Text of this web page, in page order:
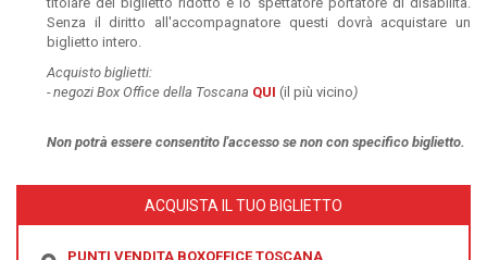
Senza il diritto all'accompagnatore questi dovrà acquistare un
biglietto intero.
Acquisto biglietti:
-negozi Box Office della Toscana QUI (il più vicino)
Non potrà essere consentito l'accesso se non con specifico biglietto.
ACQUISTA IL TUO BIGLIETTO
PUNTI VENDITA BOXOFFICE TOSCANA